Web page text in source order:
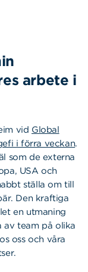
arbete i
vid Global
i förra veckan.
som de externa
USA och
ställa om till
Den kraftiga
en utmaning
av team på olika
oss och våra